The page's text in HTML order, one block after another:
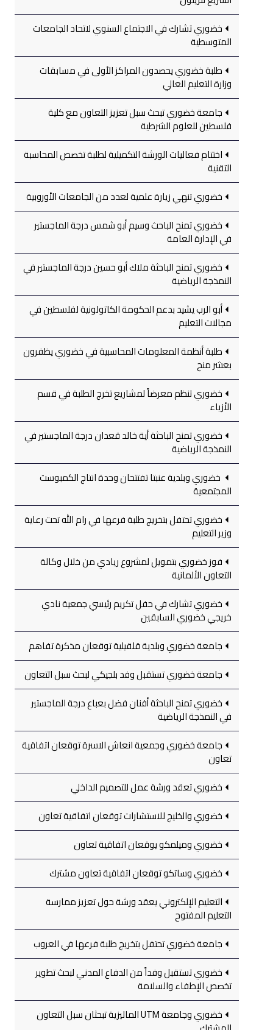
خضوري تشارك في الاجتماع السنوي لاتحاد الجامعات
المتوسطية
طلبة خضوري يحصدون المراكز الأولى في مسابقات
وزارة التعليم العالي
جامعة خضوري تبحث سبل تعزيز التعاون مع كلية
فلسطين للعلوم الشرطية
اختتام فعاليات الورشة التكميلية لطلبة تخصص المحاسبة
التقنية
خضوري تنهي زيارة علمية لعدد من الجامعات الأوروبية
خضوري تمنح الباحث وسيم أبو شمس درجة الماجستير
في الإدارة العامة
خضوري تمنح الباحثة ملاك أبو حسين درجة الماجستير في
النمذجة الرياضية
أبو الرب يشيد بدعم الحكومة الكاتولونية لفلسطين في
مجالات التعليم
طلبة أنظمة المعلومات المحاسبية في خضوري يظفرون
بعشر منح
خضوري تنظم معرضاً لمشاريع تخرج الطلبة في قسم
الأزياء
خضوري تمنح الباحثة أية خالد قعدان درجة الماجستير في
النمذجة الرياضية
خضوري وبلدية عنبتا تفتتحان وحدة انتاج الكمبوست
المجتمعية
خضوري تحتفل بتخريج طلبة فرعها في رام الله تحت رعاية
وزير التعليم
فوز خضوري بتمويل لمشروع ريادي من خلال وكالة
التعاون الألمانية
خضوري تشارك في حفل تكريم رئيسي جمعية نادي
خريجي خضوري السابقين
جامعة خضوري وبلدية قلقيلية توقعان مذكرة تفاهم
جامعة خضوري تستقبل وفد بلجيكي لبحث سبل التعاون
خضوري تمنح الباحثة أفنان فضل بعباع درجة الماجستير
في النمذجة الرياضية
جامعة خضوري وجمعية انعاش الاسرة توقعان اتفاقية
تعاون
خضوري تعقد ورشة عمل للتصميم الداخلي
خضوري والخليج للاستشارات توقعان اتفاقية تعاون
خضوري وميلمكو يوقعان اتفاقية تعاون
خضوري وساتكو توقعان اتفاقية تعاون مشترك
التعليم الإلكتروني يعقد ورشة حول تعزيز ممارسة
التعليم المفتوح
جامعة خضوري تحتفل بتخريج طلبة فرعها في العروب
خضوري تستقبل وفداً من الدفاع المدني لبحث تطوير
تخصص الإطفاء والسلامة
خضوري وجامعة UTM الماليزية تبحثان سبل التعاون